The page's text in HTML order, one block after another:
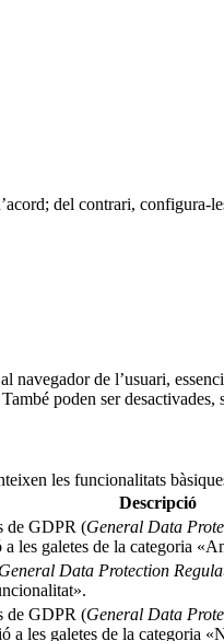
del contrari, configura-
de l’usuari,
poden ser
les funcionalitats
Descripció
de GDPR (General Data
les galetes de la categoria
General Data Protection
de GDPR (General Data
a les galetes de la categoria